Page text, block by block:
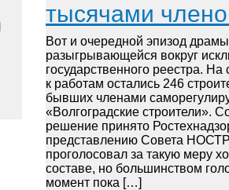
тысячами
Вот и очередной эпизод
разыгрывающейся вокруг
государственного реестра. На
к работам остались 246
бывших членами
«Волгоградские строители».
решение принято
представлению Совета
проголосовал за такую меру
составе, но большинством
момент пока […]